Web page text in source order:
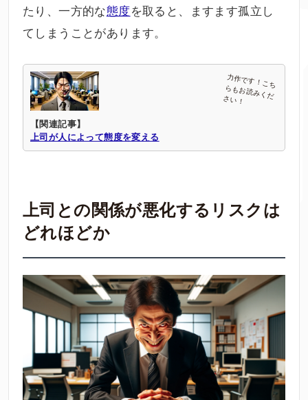
たり、一方的な態度を取ると、ますます孤立し
てしまうことがあります。
【関連記事】
上司が人によって態度を変える
上司との関係が悪化するリスクは
どれほどか